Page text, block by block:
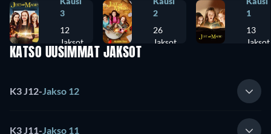
3
12
Jaksot
2
26
Jaksot
1
13
Jaksot
KATSO UUSIMMAT JAKSOT
K3 J12- Jakso 12
K3 J11-Jakso 11